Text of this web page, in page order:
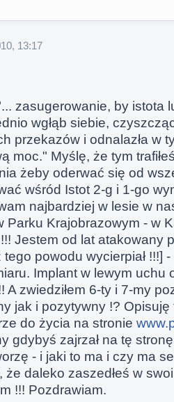
13:17
zasugerowanie, by istota
wgłąb siebie,
przekazów i odnalazła w
moc." Myślę, że tym
żeby oderwać się od
wśród Istot 2-g i 1-go
najbardziej w lesie w
Parku Krajobrazowym - w
Jestem od lat atakowany
tego powodu wycierpiał !!!]
Implant w lewym uchu
A zwiedziłem 6-ty i 7-my
jak i pozytywny !?
do życia na stronie
gdybyś zajrzał na tę
- i jaki to ma i czy ma
że daleko zaszedłeś w
!!! Pozdrawiam.